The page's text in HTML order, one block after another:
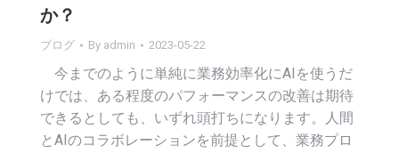
か？
ブログ By admin 2023-05-22
今までのように単純に業務効率化にAIを使うだ
けでは、ある程度のパフォーマンスの改善は期待
できるとしても、いずれ頭打ちになります。人間
とAIのコラボレーションを前提として、業務プロ